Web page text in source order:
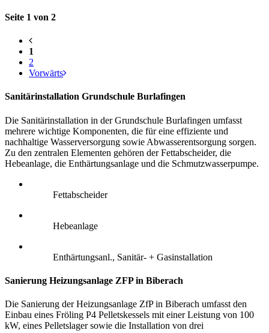
Seite 1 von 2
1
2
Vorwärts
Sanitärinstallation Grundschule Burlafingen
Die Sanitärinstallation in der Grundschule Burlafingen umfasst
mehrere wichtige Komponenten, die für eine effiziente und
nachhaltige Wasserversorgung sowie Abwasserentsorgung sorgen.
Zu den zentralen Elementen gehören der Fettabscheider, die
Hebeanlage, die Enthärtungsanlage und die Schmutzwasserpumpe.
Fettabscheider
Hebeanlage
Enthärtungsanl., Sanitär- + Gasinstallation
Sanierung Heizungsanlage ZFP in Biberach
Die Sanierung der Heizungsanlage ZfP in Biberach umfasst den
Einbau eines Fröling P4 Pelletskessels mit einer Leistung von 100
kW, eines Pelletslager sowie die Installation von drei